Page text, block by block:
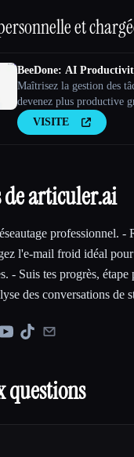
et
BeeDone: AI
Maîtrisez la gestion des
devenez plus productive
gamifiée
VISITE
de articuler.ai
professionnel. -
l'e-mail froid idéal
- Suis tes progrès,
des conversations de
questions